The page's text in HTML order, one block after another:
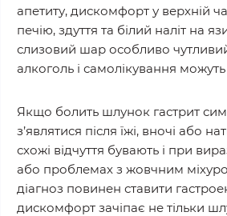
апетиту, дискомфорт у верхній
печію, здуття та білий наліт на
слизовий шар особливо
алкоголь і самолікування
Якщо болить шлунок гастрит
з’являтися після їжі, вночі або
схожі відчуття бувають і при
або проблемах з жовчним
діагноз повинен ставити
дискомфорт зачіпає не тільки